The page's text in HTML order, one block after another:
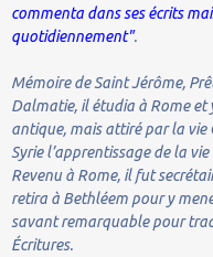
commenta dans ses écrits
quotidiennement".
Mémoire de Saint Jérôme,
Dalmatie, il étudia à Rome
antique, mais attiré par la
Syrie l’apprentissage de la
Revenu à Rome, il fut
retira à Bethléem pour y
savant remarquable pour
Écritures.